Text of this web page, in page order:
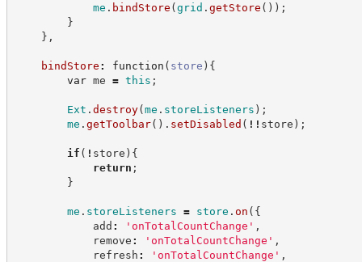
me . bindStore (grid . getStore ( ) ) ;
}
} ,
bindStore : function ( store ) {
var me = this ;
Ext . destroy(me . storeListeners ) ;
me . getToolbar( ) . setDisabled ( !! store ) ;
if ( ! store ) {
return ;
}
me . storeListeners = store . on ( {
add : ' onTotalCountChange ' ,
remove : ' onTotalCountChange ' ,
refresh : ' onTotalCountChange ' ,